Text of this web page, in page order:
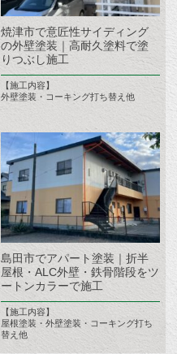
焼津市で意匠性サイディング
の外壁塗装｜高耐久塗料で塗
りつぶし施工
【施工内容】
外壁塗装・コーキング打ち替え他
島田市でアパート塗装｜折半
屋根・ALC外壁・鉄骨階段をツ
ートンカラーで施工
【施工内容】
屋根塗装・外壁塗装・コーキング打ち
替え他